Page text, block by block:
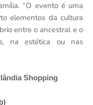
“O evento é uma
elementos da cultura
entre o ancestral e o
na estética ou nas
Shopping